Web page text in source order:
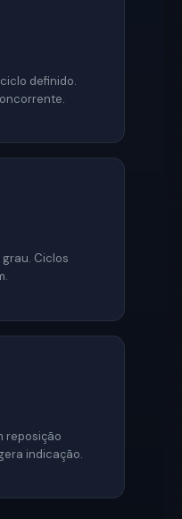
definido.
Ciclos
reposição
indicação.